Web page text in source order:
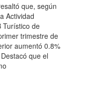
que, según
Actividad
Turístico de
trimestre de
aumentó 0.8%
que el